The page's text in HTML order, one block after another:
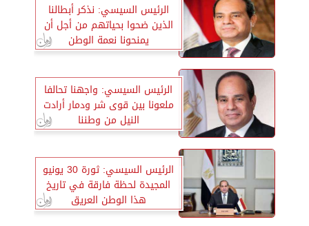
الرئيس السيسي: نذكر أبطالنا
الذين ضحوا بحياتهم من أجل أن
يمنحونا نعمة الوطن
الرئيس السيسي: واجهنا تحالفا
ملعونا بين قوى شر ودمار أرادت
النيل من وطننا
الرئيس السيسي: ثورة 30 يونيو
المجيدة لحظة فارقة في تاريخ
هذا الوطن العريق